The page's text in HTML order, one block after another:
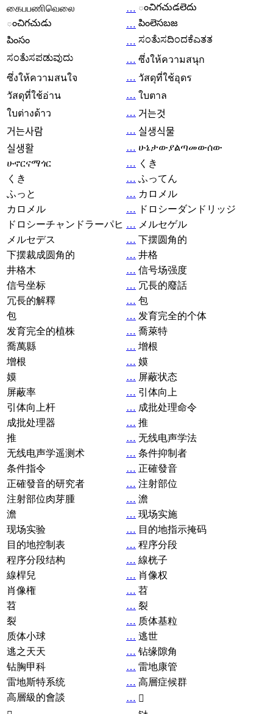
கைபபணிவெலை
… ంచిగచుడలెదు
ంచిగచుడు
… పింలెసబజ
పింసం
… ಸಂತೆುಸದಿಂದಕೆಎತತ
ಸಂತೆುಸಪಡುವುದು
… ซึ่งให้ความสนุก
ซึ่งให้ความสนใจ
… วัสดุที่ใช้อุดร
วัสดุที่ใช้อ่าน
… ใบตาล
ใบต่างด้าว
… 거는것
거는사람
… 실생식물
실생활
… ሁኔታውያልጣመውሰው
ሁኖርናማጎር
… くき
くき
… ふってん
ふっと
… カロメル
カロメル
… ドロシーダンドリッジ
ドロシーチャンドラーパヒ … メルセゲル
メルセデス
… 下摆圆角的
下摆裁成圆角的
… 井格
井格木
… 信号场强度
信号坐标
… 冗長的廢話
冗長的解釋
… 包
包
… 发育完全的个体
发育完全的植株
… 喬萊特
喬萬縣
… 增根
增根
… 嫫
嫫
… 屏蔽状态
屏蔽率
… 引体向上
引体向上杆
… 成批处理命令
成批处理器
… 推
推
… 无线电声学法
无线电声学遥测术
… 条件抑制者
条件指令
… 正確發音
正確發音的研究者
… 注射部位
注射部位肉芽腫
… 澹
澹
… 现场实施
现场实验
… 目的地指示掩码
目的地控制表
… 程序分段
程序分段结构
… 線桄子
線桿兒
… 肖像权
肖像権
… 苕
苕
… 裂
裂
… 质体基粒
质体小球
… 逃世
逃之天天
… 钻缘隙角
钻胸甲科
… 雷地康管
雷地斯特系统
… 高層症候群
高層級的會談
… 𧘞